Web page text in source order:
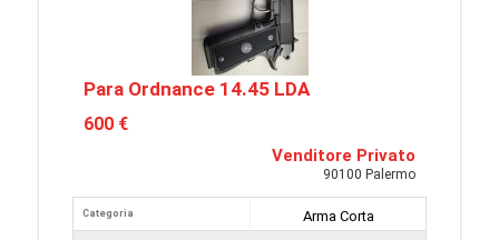
Para Ordnance 14.45 LDA
600 €
Venditore Privato
90100 Palermo
Categoria
Arma Corta